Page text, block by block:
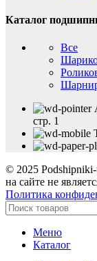
Каталог
Все
стр. 1
© 2025
на сайте не
Политика
Меню
Каталог